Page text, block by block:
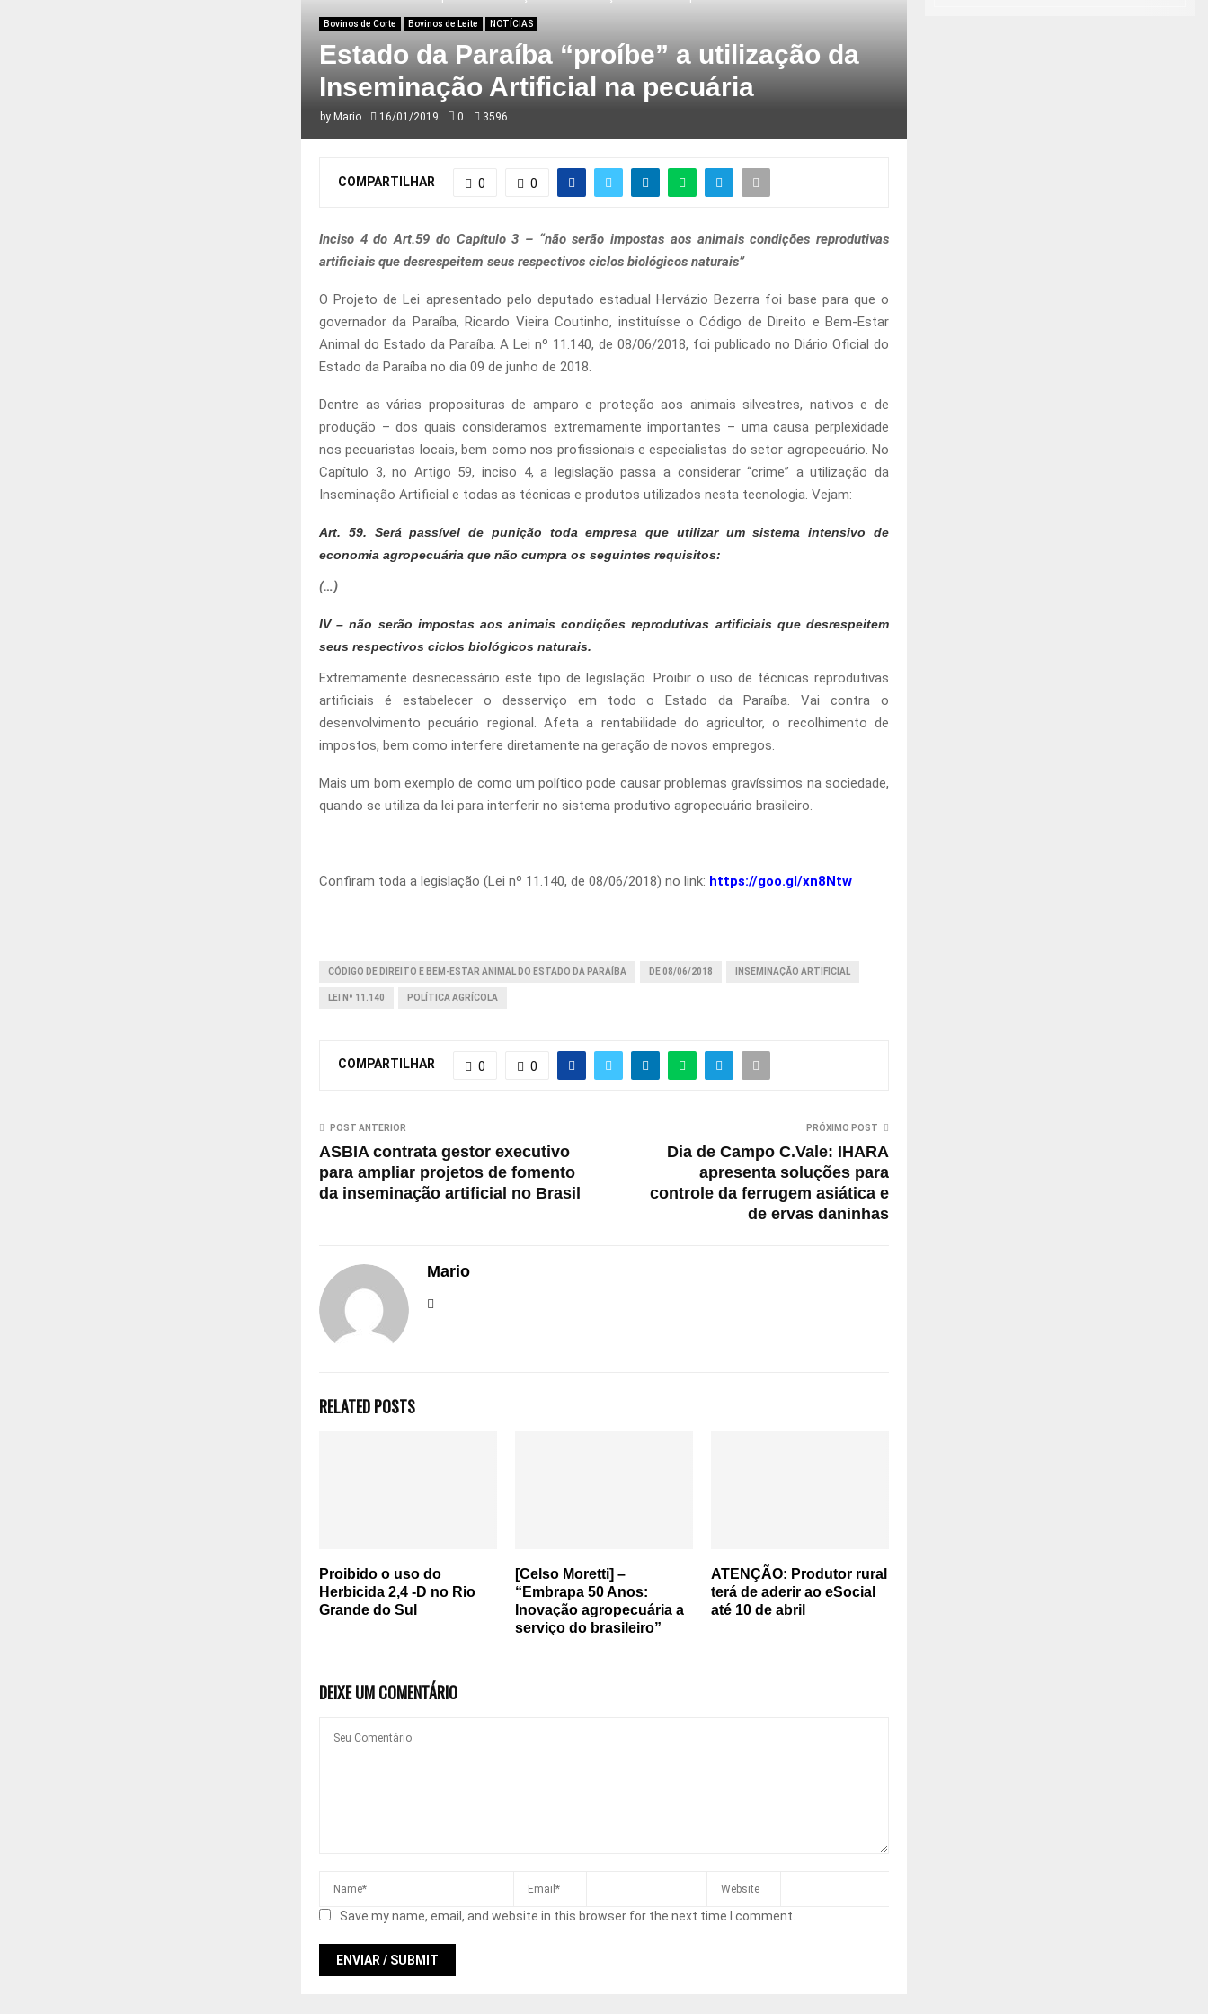
Bovinos de Corte Bovinos de Leite NOTÍCIAS
Estado da Paraíba “proíbe” a utilização da
Inseminação Artificial na pecuária
by Mario 16/01/2019 0 3596
COMPARTILHAR 0 0
Inciso 4 do Art.59 do Capítulo 3 – “não serão impostas aos animais condições reprodutivas
artificiais que desrespeitem seus respectivos ciclos biológicos naturais”
O Projeto de Lei apresentado pelo deputado estadual Hervázio Bezerra foi base para que o
governador da Paraíba, Ricardo Vieira Coutinho, instituísse o Código de Direito e Bem-Estar
Animal do Estado da Paraíba. A Lei nº 11.140, de 08/06/2018, foi publicado no Diário Oficial do
Estado da Paraíba no dia 09 de junho de 2018.
Dentre as várias proposituras de amparo e proteção aos animais silvestres, nativos e de
produção – dos quais consideramos extremamente importantes – uma causa perplexidade
nos pecuaristas locais, bem como nos profissionais e especialistas do setor agropecuário. No
Capítulo 3, no Artigo 59, inciso 4, a legislação passa a considerar “crime” a utilização da
Inseminação Artificial e todas as técnicas e produtos utilizados nesta tecnologia. Vejam:
Art. 59. Será passível de punição toda empresa que utilizar um sistema intensivo de
economia agropecuária que não cumpra os seguintes requisitos:
(…)
IV – não serão impostas aos animais condições reprodutivas artificiais que desrespeitem
seus respectivos ciclos biológicos naturais.
Extremamente desnecessário este tipo de legislação. Proibir o uso de técnicas reprodutivas
artificiais é estabelecer o desserviço em todo o Estado da Paraíba. Vai contra o
desenvolvimento pecuário regional. Afeta a rentabilidade do agricultor, o recolhimento de
impostos, bem como interfere diretamente na geração de novos empregos.
Mais um bom exemplo de como um político pode causar problemas gravíssimos na sociedade,
quando se utiliza da lei para interferir no sistema produtivo agropecuário brasileiro.
Confiram toda a legislação (Lei nº 11.140, de 08/06/2018) no link: https://goo.gl/xn8Ntw
CÓDIGO DE DIREITO E BEM-ESTAR ANIMAL DO ESTADO DA PARAÍBA DE 08/06/2018 INSEMINAÇÃO ARTIFICIAL
LEI Nº 11.140 POLÍTICA AGRÍCOLA
COMPARTILHAR 0 0
POST ANTERIOR
ASBIA contrata gestor executivo
para ampliar projetos de fomento
da inseminação artificial no Brasil
PRÓXIMO POST
Dia de Campo C.Vale: IHARA
apresenta soluções para
controle da ferrugem asiática e
de ervas daninhas
Mario
RELATED POSTS
Proibido o uso do
Herbicida 2,4 -D no Rio
Grande do Sul
[Celso Moretti] –
“Embrapa 50 Anos:
Inovação agropecuária a
serviço do brasileiro”
ATENÇÃO: Produtor rural
terá de aderir ao eSocial
até 10 de abril
DEIXE UM COMENTÁRIO
Save my name, email, and website in this browser for the next time I comment.